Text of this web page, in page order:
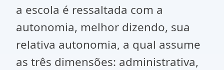
a escola é ressaltada com a
autonomia, melhor dizendo, sua
relativa autonomia, a qual assume
as três dimensões: administrativa,